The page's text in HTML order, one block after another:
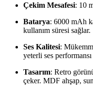
Çekim Mesafesi: 10
Batarya: 6000 mAh
kullanım süresi sağlar.
Ses Kalitesi:
yeterli ses performansı
Tasarım: Retro
çeker. MDF ahşap,